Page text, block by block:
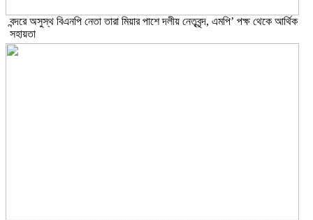
বন্দরে অসুস্থ বিএনপি নেতা তারা মিয়ার পাশে দলীয় নেতৃবৃন্দ, এমপি’ পক্ষ থেকে আর্থিক
সহায়তা